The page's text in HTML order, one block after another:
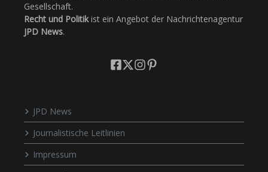
Gesellschaft.
Recht und Politikist ein Angebot der Nachrichtenagentur
JPD News.
JPD News
Journalistische Leitlinien
Impressum